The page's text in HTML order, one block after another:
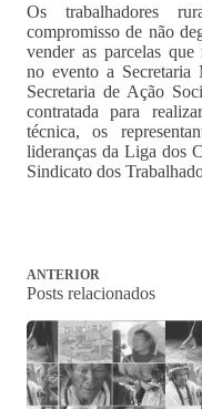
Os trabalhadores
compromisso de não
vender as parcelas que
no evento a
Secretaria de Ação
contratada para
técnica, os
lideranças da Liga dos
Sindicato dos
ANTERIOR
Posts relacionados